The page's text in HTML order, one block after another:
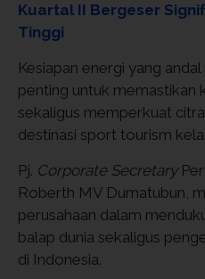
Kuartal II Bergeser
Tinggi
Kesiapan energi yang
penting untuk memastikan
sekaligus memperkuat
destinasi sport tourism
Pj. Corporate Secretary
Roberth MV Dumatubun,
perusahaan dalam
balap dunia sekaligus
di Indonesia.